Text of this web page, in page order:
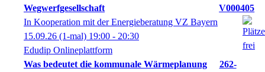
Wegwerfgesellschaft
V000405
In Kooperation mit der Energieberatung VZ Bayern
15.09.26 (1-mal) 19:00 - 20:30
Edudip Onlineplattform
Was bedeutet die kommunale Wärmeplanung
262-